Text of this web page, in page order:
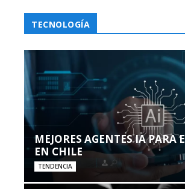
TECNOLOGÍA
MEJORES AGENTES IA PARA
EN CHILE
TENDENCIA